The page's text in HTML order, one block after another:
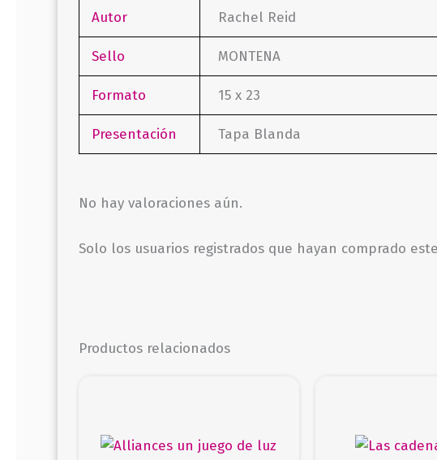
Autor Rachel Reid
Sello MONTENA
Formato 15 x 23
Presentación Tapa Blanda
No hay valoraciones aún.
Solo los usuarios registrados que hayan comprado
Productos relacionados